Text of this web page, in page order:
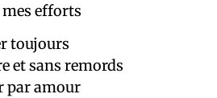
mes efforts
toujours
et sans remords
par amour